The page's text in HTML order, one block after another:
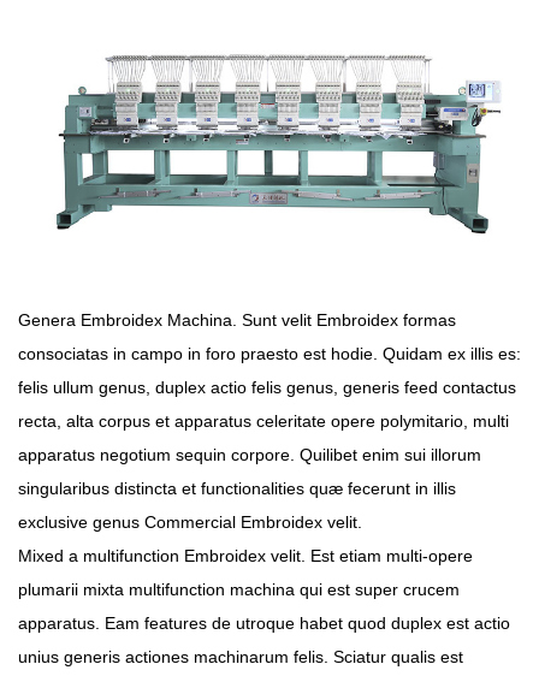
Genera Embroidex Machina. Sunt velit Embroidex formas
consociatas in campo in foro praesto est hodie. Quidam ex illis es:
felis ullum genus, duplex actio felis genus, generis feed contactus
recta, alta corpus et apparatus celeritate opere polymitario, multi
apparatus negotium sequin corpore. Quilibet enim sui illorum
singularibus distincta et functionalities quæ fecerunt in illis
exclusive genus Commercial Embroidex velit.
Mixed a multifunction Embroidex velit. Est etiam multi-opere
plumarii mixta multifunction machina qui est super crucem
apparatus. Eam features de utroque habet quod duplex est actio
unius generis actiones machinarum felis. Sciatur qualis est